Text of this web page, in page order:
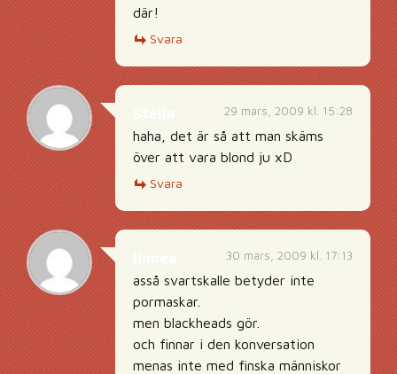
där!
Svara
29 mars, 2009 kl. 15:28
haha, det är så att man skäms
över att vara blond ju xD
Svara
30 mars, 2009 kl. 17:13
asså svartskalle betyder inte
pormaskar.
men blackheads gör.
och finnar i den konversation
menas inte med finska människor